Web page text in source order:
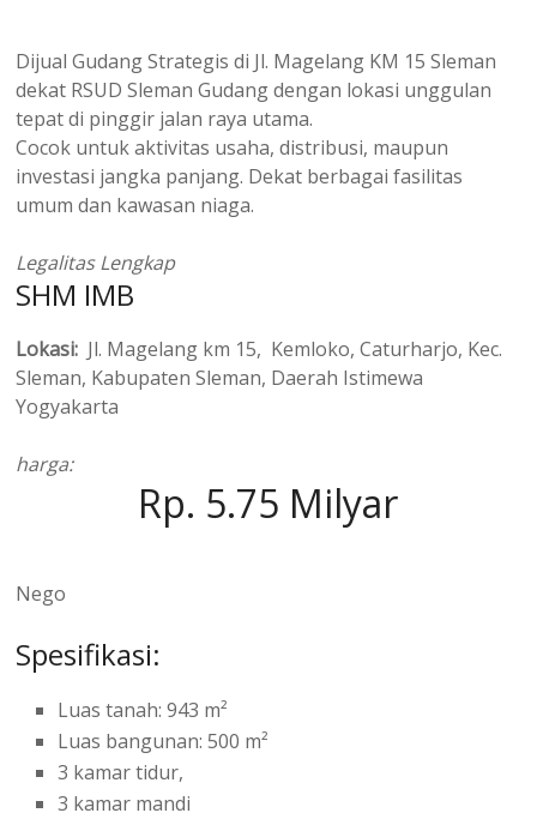
Dijual Gudang Strategis di Jl. Magelang KM 15 Sleman
dekat RSUD Sleman Gudang dengan lokasi unggulan
tepat di pinggir jalan raya utama.
Cocok untuk aktivitas usaha, distribusi, maupun
investasi jangka panjang. Dekat berbagai fasilitas
umum dan kawasan niaga.
Legalitas Lengkap
SHM IMB
Lokasi: Jl. Magelang km 15, Kemloko, Caturharjo, Kec.
Sleman, Kabupaten Sleman, Daerah Istimewa
Yogyakarta
harga:
Rp. 5.75 Milyar
Nego
Spesifikasi:
Luas tanah: 943 m²
Luas bangunan: 500 m²
3 kamar tidur,
3 kamar mandi